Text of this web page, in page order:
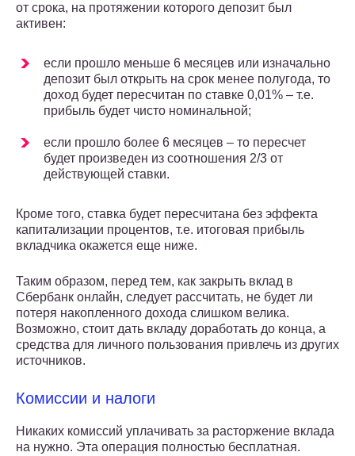
от срока, на протяжении которого депозит был
активен:
если прошло меньше 6 месяцев или изначально
депозит был открыть на срок менее полугода, то
доход будет пересчитан по ставке 0,01% – т.е.
прибыль будет чисто номинальной;
если прошло более 6 месяцев – то пересчет
будет произведен из соотношения 2/3 от
действующей ставки.
Кроме того, ставка будет пересчитана без эффекта
капитализации процентов, т.е. итоговая прибыль
вкладчика окажется еще ниже.
Таким образом, перед тем, как закрыть вклад в
Сбербанк онлайн, следует рассчитать, не будет ли
потеря накопленного дохода слишком велика.
Возможно, стоит дать вкладу доработать до конца, а
средства для личного пользования привлечь из других
источников.
Комиссии и налоги
Никаких комиссий уплачивать за расторжение вклада
на нужно. Эта операция полностью бесплатная.